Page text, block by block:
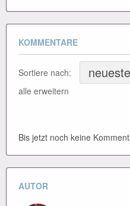
KOMMENTARE
Sortiere nach:
alle erweitern
Bis jetzt noch keine
AUTOR